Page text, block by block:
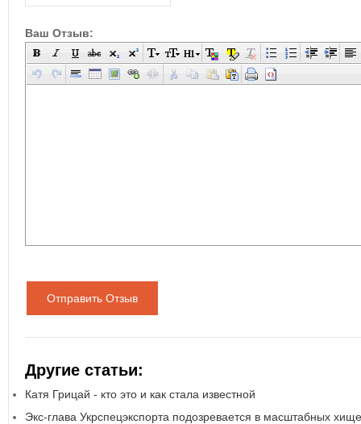
Ваш Отзыв:
Отправить Отзыв
Другие статьи:
Катя Грицай - кто это и как стала известной
Экс-глава Укрспецэкспорта подозревается в масштабных